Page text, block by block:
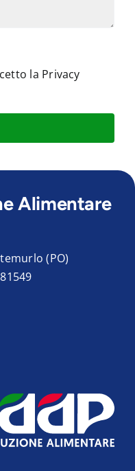
la Privacy
Alimentare
(PO)